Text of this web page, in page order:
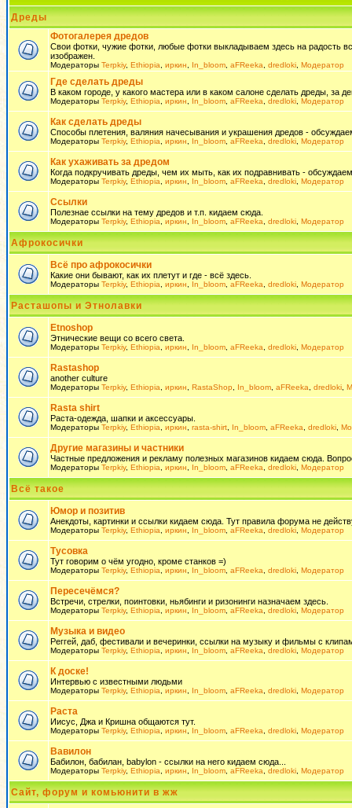
Дреды
Фотогалерея дредов
Свои фотки, чужие фотки, любые фотки выкладываем здесь на радость
изображен.
Модераторы Terpkiy, Ethiopia иркин In_bloom aFReeka dredloki Модератор
Где сделать дреды
В каком городе, у какого мастера или в каком салоне сделать дреды, за
Модераторы Terpkiy, Ethiopia иркин In_bloom aFReeka dredloki Модератор
Как сделать дреды
Способы плетения, валяния начесывания и украшения дредов -
Модераторы Terpkiy, Ethiopia иркин In_bloom aFReeka dredloki Модератор
Как ухаживать за дредом
Когда подкручивать дреды, чем их мыть, как их подравнивать - обсуждаем
Модераторы Terpkiy, Ethiopia иркин In_bloom aFReeka dredloki Модератор
Ссылки
Полезнае ссылки на тему дредов и т.п. кидаем сюда.
Модераторы Terpkiy, Ethiopia иркин In_bloom aFReeka dredloki Модератор
Афрокосички
Всё про афрокосички
Какие они бывают, как их плетут и где - всё здесь.
Модераторы Terpkiy, Ethiopia иркин In_bloom aFReeka dredloki Модератор
Расташопы и Этнолавки
Etnoshop
Этнические вещи со всего света.
Модераторы Terpkiy, Ethiopia иркин In_bloom aFReeka dredloki Модератор
Rastashop
another culture
Модераторы Terpkiy, Ethiopia иркин RastaShop In_bloom aFReeka dredloki
Rasta shirt
Раста-одежда, шапки и аксессуары.
Модераторы Terpkiy, Ethiopia иркин rasta-shirt In_bloom aFReeka dredloki
Другие магазины и частники
Частные предложения и рекламу полезных магазинов кидаем сюда.
Модераторы Terpkiy, Ethiopia иркин In_bloom aFReeka dredloki Модератор
Всё такое
Юмор и позитив
Анекдоты, картинки и ссылки кидаем сюда. Тут правила форума не
Модераторы Terpkiy, Ethiopia иркин In_bloom aFReeka dredloki Модератор
Тусовка
Тут говорим о чём угодно, кроме станков =)
Модераторы Terpkiy, Ethiopia иркин In_bloom aFReeka dredloki Модератор
Пересечёмся?
Встречи, стрелки, поинтовки, ньябинги и ризонинги назначаем здесь.
Модераторы Terpkiy, Ethiopia иркин In_bloom aFReeka dredloki Модератор
Музыка и видео
Реггей, даб, фестивали и вечеринки, ссылки на музыку и фильмы с
Модераторы Terpkiy, Ethiopia иркин In_bloom aFReeka dredloki Модератор
К доске!
Интервью с известными людьми
Модераторы Terpkiy, Ethiopia иркин In_bloom aFReeka dredloki Модератор
Раста
Иисус, Джа и Кришна общаются тут.
Модераторы Terpkiy, Ethiopia иркин In_bloom aFReeka dredloki Модератор
Вавилон
Бабилон, бабилан, babylon - ссылки на него кидаем сюда...
Модераторы Terpkiy, Ethiopia иркин In_bloom aFReeka dredloki Модератор
Сайт, форум и комьюнити в жж